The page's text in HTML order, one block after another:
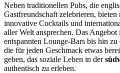
Neben traditionellen Pubs, die
Gastfreundschaft zelebrieren,
innovative Cocktails und
aller Welt ansprechen. Das
entspannten Lounge-Bars bis hin
die für jeden Geschmack etwas
geben, das soziale Leben in der
authentisch zu erleben.